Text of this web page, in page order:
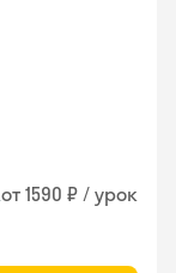
от 1590 ₽ / урок